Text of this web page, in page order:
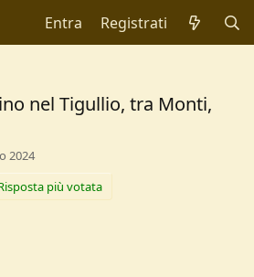
Entra Registrati
nel Tigullio, tra Monti,
2024
più votata